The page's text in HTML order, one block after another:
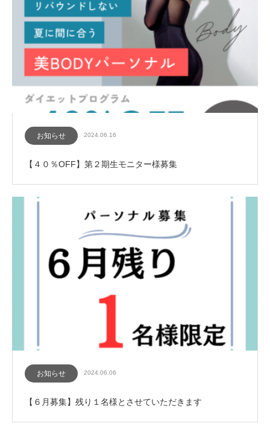
お知らせ 2024.06.16
【４０％OFF】第２期生モニター様募集
お知らせ 2024.06.06
【６月募集】残り１名様とさせていただきます